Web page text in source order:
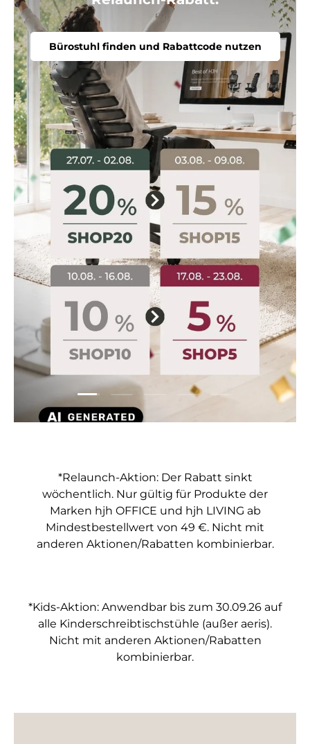
Folie laden 1 von 5
Folie laden 2 von 5
Folie laden 3 von 5
Folie laden 4 von 5
Folie laden 5
*Relaunch-Aktion: Der Rabatt sinkt
wöchentlich. Nur gültig für Produkte der
Marken hjh OFFICE und hjh LIVING ab
Mindestbestellwert von 49 €. Nicht mit
anderen Aktionen/Rabatten kombinierbar.
*Kids-Aktion: Anwendbar bis zum 30.09.26 auf
alle Kinderschreibtischstühle (außer aeris).
Nicht mit anderen Aktionen/Rabatten
kombinierbar.